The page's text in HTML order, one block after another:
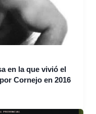
en la que vivió el
Cornejo en 2016